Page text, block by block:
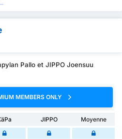
Pallo et JIPPO Joensuu
MEMBERS ONLY
JIPPO
Moyenne